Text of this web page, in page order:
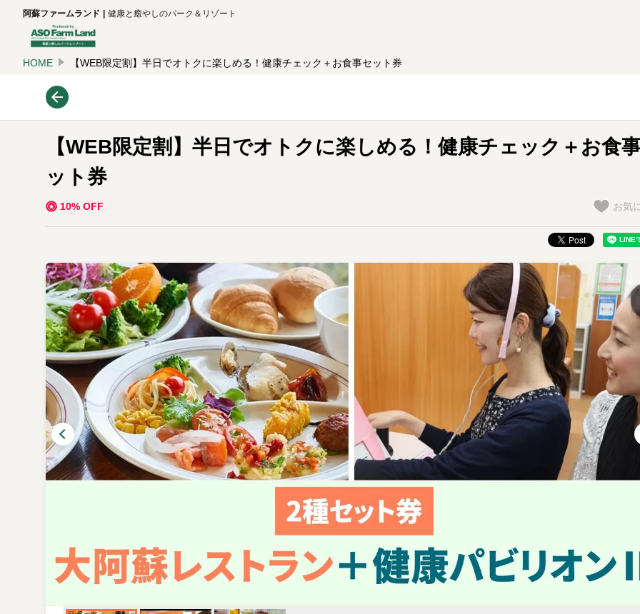
阿蘇ファームランド 健康と癒やしのパーク＆リゾート
HOME 【WEB限定割】半日でオトクに楽しめる！健康チェック＋お食事セット券
【WEB限定割】半日でオトクに楽しめる！健康チェック＋お食
ット券
10% OFF お気